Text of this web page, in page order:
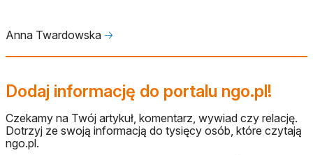
Anna Twardowska 🡢
Dodaj informację do portalu ngo.pl!
Czekamy na Twój artykuł, komentarz, wywiad czy relację.
Dotrzyj ze swoją informacją do tysięcy osób, które czytają
ngo.pl.